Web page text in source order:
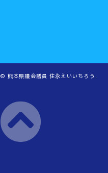
© 熊本県議会議員 住永えいいちろう .